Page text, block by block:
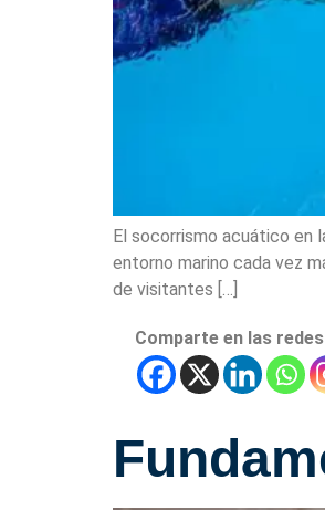
El socorrismo acuático en
entorno marino cada vez
de visitantes […]
Comparte en las redes